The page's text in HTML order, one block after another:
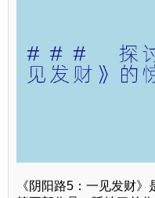
《阴阳路5：一见发财